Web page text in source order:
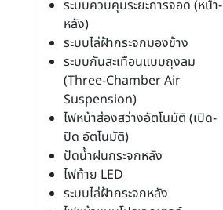
ระบบควบคุมระยะการจอด (หน้า-
หลัง)
ระบบไล่ฝ้ากระจกมองข้าง
ระบบกันสะเทือนแบบถุงลม
(Three-Chamber Air
Suspension)
ไฟหน้าส่องสว่างอัตโนมัติ (เปิด-
ปิด อัตโนมัติ)
ปัดน้ำฝนกระจกหลัง
ไฟท้าย LED
ระบบไล่ฝ้ากระจกหลัง